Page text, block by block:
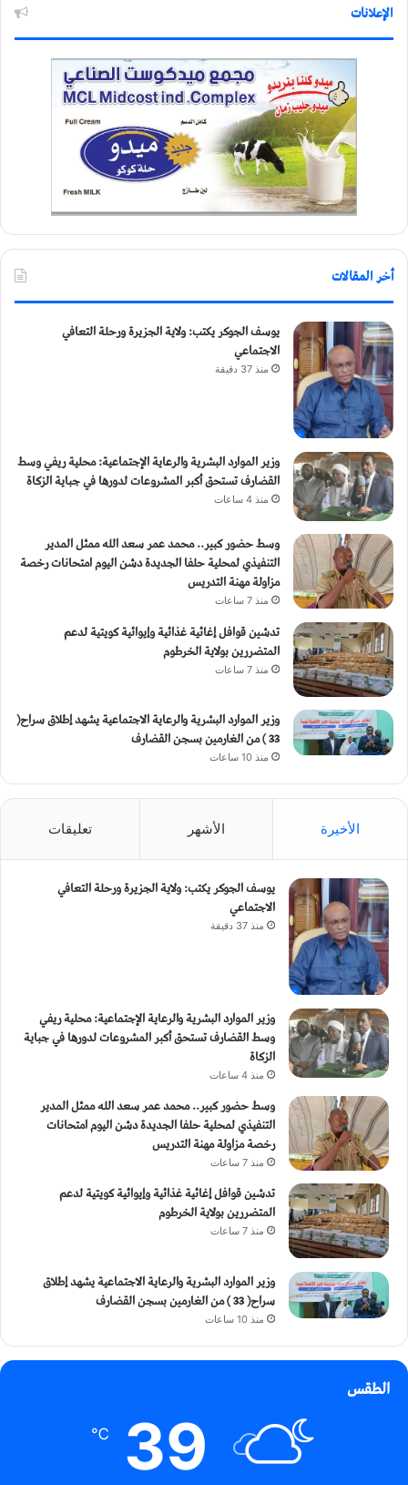
الإعلانات
أخر المقالات
يوسف الجوكر يكتب: ولاية الجزيرة ورحلة التعافي
الاجتماعي
منذ 37 دقيقة
وزير الموارد البشرية والرعاية الإجتماعية: محلية ريفي وسط
القضارف تستحق أكبر المشروعات لدورها في جباية الزكاة
منذ 4 ساعات
وسط حضور كبير.. محمد عمر سعد الله ممثل المدير
التنفيذي لمحلية حلفا الجديدة دشن اليوم امتحانات رخصة
مزاولة مهنة التدريس
منذ 7 ساعات
تدشين قوافل إغاثية غذائية وإيوائية كويتية لدعم
المتضررين بولاية الخرطوم
منذ 7 ساعات
وزير الموارد البشرية والرعاية الاجتماعية يشهد إطلاق سراح(
33 ) من الغارمين بسجن القضارف
منذ 10 ساعات
الأخيرة الأشهر تعليقات
يوسف الجوكر يكتب: ولاية الجزيرة ورحلة التعافي
الاجتماعي
منذ 37 دقيقة
وزير الموارد البشرية والرعاية الإجتماعية: محلية ريفي
وسط القضارف تستحق أكبر المشروعات لدورها في جباية
الزكاة
منذ 4 ساعات
وسط حضور كبير.. محمد عمر سعد الله ممثل المدير
التنفيذي لمحلية حلفا الجديدة دشن اليوم امتحانات
رخصة مزاولة مهنة التدريس
منذ 7 ساعات
تدشين قوافل إغاثية غذائية وإيوائية كويتية لدعم
المتضررين بولاية الخرطوم
منذ 7 ساعات
وزير الموارد البشرية والرعاية الاجتماعية يشهد إطلاق
سراح( 33 ) من الغارمين بسجن القضارف
منذ 10 ساعات
الطقس
39
℃